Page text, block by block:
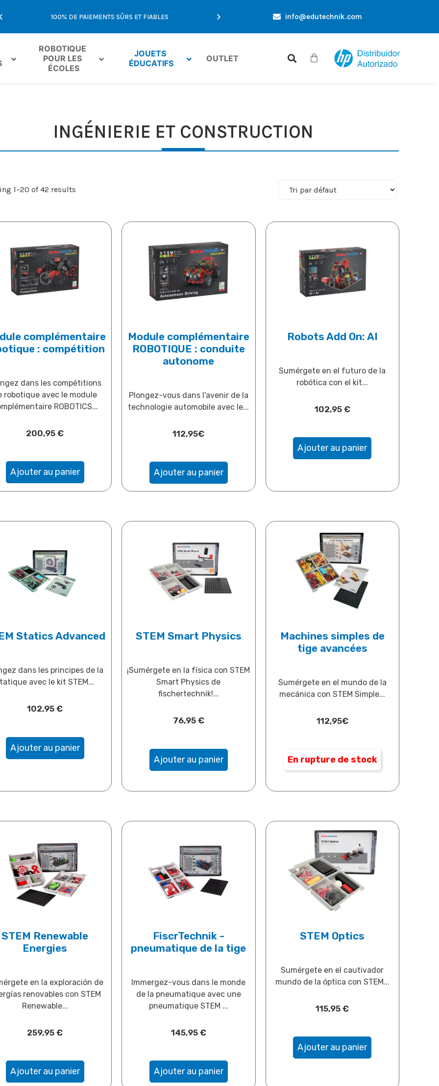
100% DE PAIEMENTS SÛRS ET FIABLES OFFRES EXCLUSIVES UNIQUEMENT POUR VOUS
info@edutechnik.com
ROBOTIQUE
POUR LES
ÉCOLES
JOUETS
ÉDUCATIFS
OUTLET
INGÉNIERIE ET CONSTRUCTION
1–20 of 42 results
complémentaire
: compétition
dans les compétitions
robotique avec le module
ROBOTICS...
200,95€
Ajouter au panier
Module complémentaire
ROBOTIQUE : conduite
autonome
Plongez-vous dans l'avenir de la
technologie automobile avec le...
112,95€
Ajouter au panier
Robots Add On: AI
Sumérgete en el futuro de la
robótica con el kit...
102,95 €
Ajouter au panier
Statics Advanced
dans les principes de la
avec le kit STEM...
102,95€
Ajouter au panier
STEM Smart Physics
¡Sumérgete en la física con STEM
Smart Physics de
fischertechnik!...
76,95 €
Ajouter au panier
Machines simples de
tige avancées
Sumérgete en el mundo de la
mecánica con STEM Simple...
112,95€
En rupture de stock
STEM Renewable
Energies
en la exploración de
renovables con STEM
Renewable...
259,95€
Ajouter au panier
FiscrTechnik -
pneumatique de la tige
Immergez-vous dans le monde
de la pneumatique avec une
pneumatique STEM ...
145,95 €
Ajouter au panier
STEM Optics
Sumérgete en el cautivador
mundo de la óptica con STEM...
115,95€
Ajouter au panier